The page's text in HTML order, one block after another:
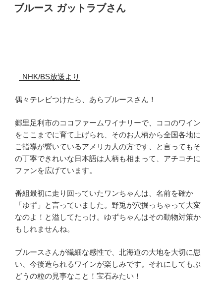
稿
日:
ブルース ガットラブさん
NHK/BS放送より
偶々テレビつけたら、あらブルースさん！
郷里足利市のココファームワイナリーで、ココのワイン
をここまでに育て上げられ、そのお人柄から全国各地に
ご指導が響いているアメリカ人の方です、と言ってもそ
の丁寧できれいな日本語は人柄も相まって、アチコチに
ファンを広げています。
番組最初に走り回っていたワンちゃんは、名前を確か
「ゆず」と言っていました。野兎が穴掘っちゃって大変
なのよ！と溢してたっけ。ゆずちゃんはその動物対策か
もしれませんね。
ブルースさんが繊細な感性で、北海道の大地を大切に思
い、今後造られるワインが楽しみです。それにしてもぶ
どうの粒の見事なこと！宝石みたい！